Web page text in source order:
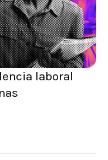
laboral